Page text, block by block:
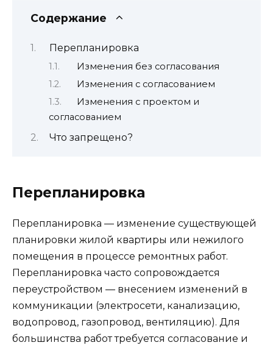
Содержание
Перепланировка
Изменения без согласования
Изменения с согласованием
Изменения с проектом и
согласованием
Что запрещено?
Перепланировка
Перепланировка — изменение существующей
планировки жилой квартиры или нежилого
помещения в процессе ремонтных работ.
Перепланировка часто сопровождается
переустройством — внесением изменений в
коммуникации (электросети, канализацию,
водопровод, газопровод, вентиляцию). Для
большинства работ требуется согласование и